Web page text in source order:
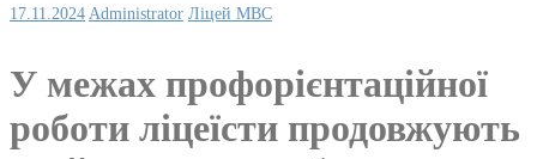
17.11.2024 Administrator Ліцей МВС
У межах профорієнтаційної
роботи ліцеїсти продовжують